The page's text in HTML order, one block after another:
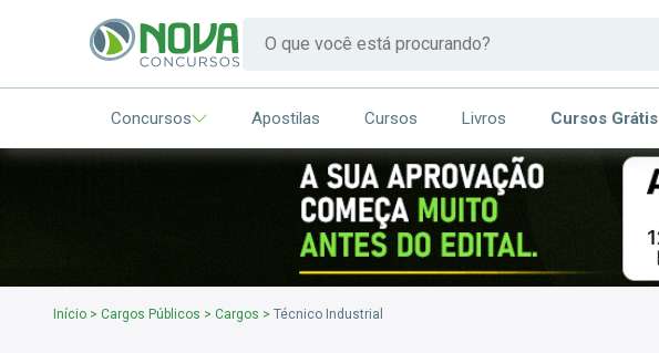
Concursos Apostilas Cursos Livros Cursos Grátis
Início > Cargos Públicos > Cargos > Técnico Industrial